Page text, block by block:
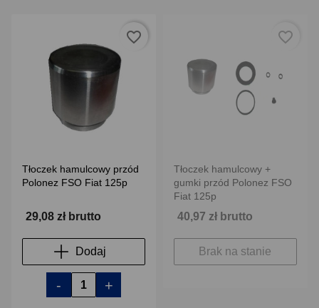
Tłoczek hamulcowy przód
Polonez FSO Fiat 125p
29,08 zł brutto
Dodaj
- +
favorite_border
Tłoczek hamulcowy +
gumki przód Polonez FSO
Fiat 125p
40,97 zł brutto
Brak na stanie
favorite_border